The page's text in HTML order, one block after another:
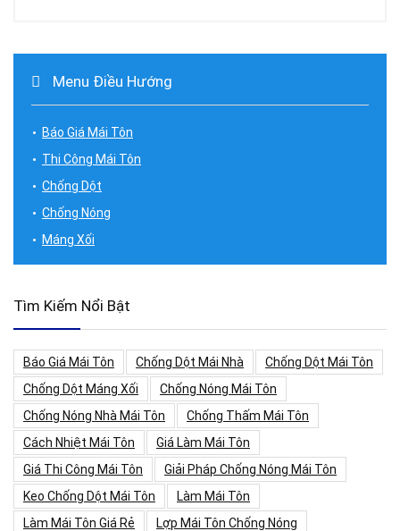
Menu Điều Hướng
Báo Giá Mái Tôn
Thi Công Mái Tôn
Chống Dột
Chống Nóng
Máng Xối
Tìm Kiếm Nổi Bật
Báo Giá Mái Tôn Chống Dột Mái Nhà
Chống Dột Mái Tôn
Chống Dột Máng Xối
Chống Nóng Mái Tôn
Chống Nóng Nhà Mái Tôn
Chống Thấm Mái Tôn
Cách Nhiệt Mái Tôn
Giá Làm Mái Tôn
Giá Thi Công Mái Tôn
Giải Pháp Chống Nóng Mái Tôn
Keo Chống Dột Mái Tôn
Làm Mái Tôn
Làm Mái Tôn Giá Rẻ
Lợp Mái Tôn Chống Nóng